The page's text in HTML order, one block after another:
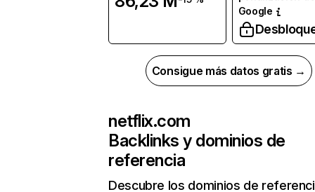
Google
Consigue más datos gratis →
netflix.com
Backlinks y dominios de
referencia
Descubre los dominios de